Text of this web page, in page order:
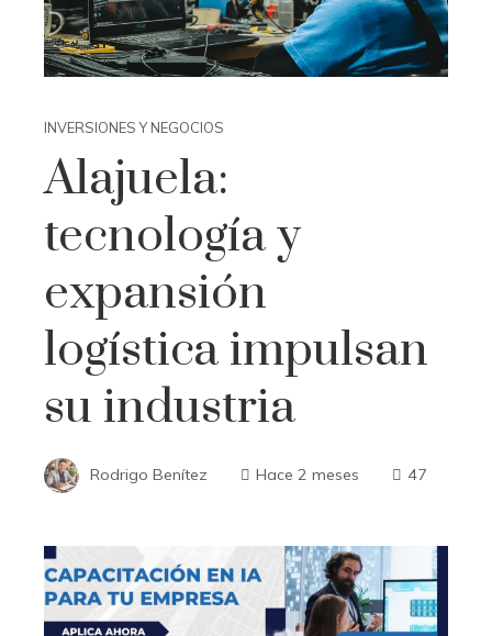
INVERSIONES Y NEGOCIOS
Alajuela:
tecnología y
expansión
logística impulsan
su industria
Rodrigo Benítez Hace 2 meses 47